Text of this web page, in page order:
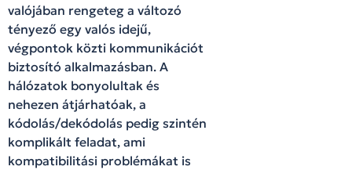
valójában rengeteg a változó
tényező egy valós idejű,
végpontok közti kommunikációt
biztosító alkalmazásban. A
hálózatok bonyolultak és
nehezen átjárhatóak, a
kódolás/dekódolás pedig szintén
komplikált feladat, ami
kompatibilitási problémákat is